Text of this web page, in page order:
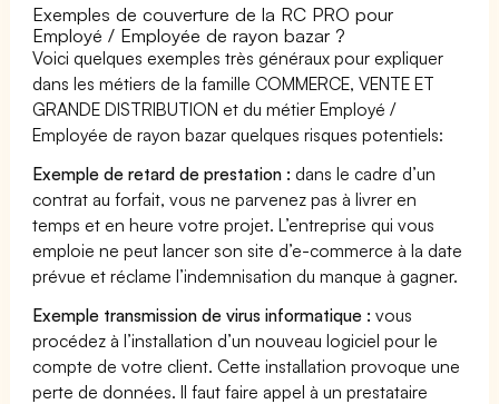
Exemples de couverture de la RC PRO pour
Employé / Employée de rayon bazar ?
Voici quelques exemples très généraux pour expliquer
dans les métiers de la famille COMMERCE, VENTE ET
GRANDE DISTRIBUTION et du métier Employé /
Employée de rayon bazar quelques risques potentiels:
Exemple de retard de prestation : dans le cadre d’un
contrat au forfait, vous ne parvenez pas à livrer en
temps et en heure votre projet. L’entreprise qui vous
emploie ne peut lancer son site d’e-commerce à la date
prévue et réclame l’indemnisation du manque à gagner.
Exemple transmission de virus informatique : vous
procédez à l’installation d’un nouveau logiciel pour le
compte de votre client. Cette installation provoque une
perte de données. Il faut faire appel à un prestataire